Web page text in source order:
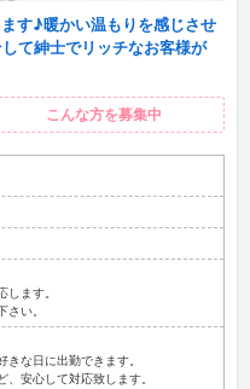
す♪暖かい温もりを感じさせ
て紳士でリッチなお客様が
こんな方を募集中
ます。
い。
きな日に出勤できます。
安心して対応致します。